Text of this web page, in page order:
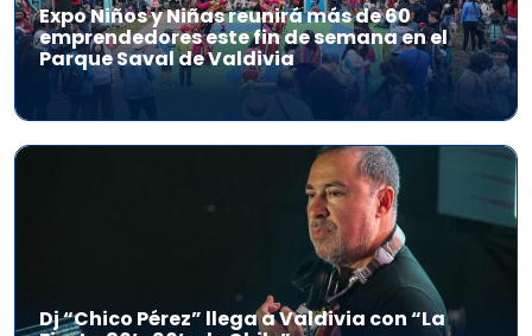
Expo Niños y Niñas reunirá más de 60
emprendedores este fin de semana en el
Parque Saval de Valdivia
Dj “Chico Pérez” llega a Valdivia con “La